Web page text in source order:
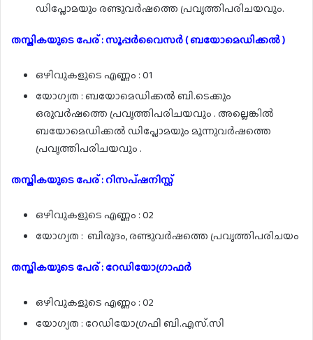
ഡിപ്ലോമയും രണ്ടുവർഷത്തെ പ്രവൃത്തിപരിചയവും.
തസ്തികയുടെ പേര് : സൂപ്പർവൈസർ ( ബയോമെഡിക്കൽ )
ഒഴിവുകളുടെ എണ്ണം : 01
യോഗ്യത : ബയോമെഡിക്കൽ ബി.ടെക്കും
ഒരുവർഷത്തെ പ്രവൃത്തിപരിചയവും . അല്ലെങ്കിൽ
ബയോമെഡിക്കൽ ഡിപ്ലോമയും മൂന്നുവർഷത്തെ
പ്രവൃത്തിപരിചയവും .
തസ്തികയുടെ പേര് : റിസപ്ഷനിസ്റ്റ്
ഒഴിവുകളുടെ എണ്ണം : 02
യോഗ്യത : ബിരുദം, രണ്ടുവർഷത്തെ പ്രവൃത്തിപരിചയം
തസ്തികയുടെ പേര് : റേഡിയോഗ്രാഫർ
ഒഴിവുകളുടെ എണ്ണം : 02
യോഗ്യത : റേഡിയോഗ്രഫി ബി.എസ്.സി